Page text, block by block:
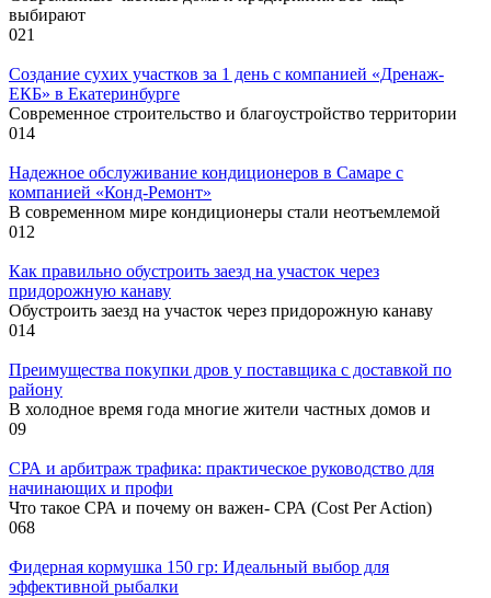
выбирают
021
Создание сухих участков за 1 день с компанией «Дренаж-
ЕКБ» в Екатеринбурге
Современное строительство и благоустройство территории
014
Надежное обслуживание кондиционеров в Самаре с
компанией «Конд-Ремонт»
В современном мире кондиционеры стали неотъемлемой
012
Как правильно обустроить заезд на участок через
придорожную канаву
Обустроить заезд на участок через придорожную канаву
014
Преимущества покупки дров у поставщика с доставкой по
району
В холодное время года многие жители частных домов и
09
СРА и арбитраж трафика: практическое руководство для
начинающих и профи
Что такое СРА и почему он важен- СРА (Cost Per Action)
068
Фидерная кормушка 150 гр: Идеальный выбор для
эффективной рыбалки